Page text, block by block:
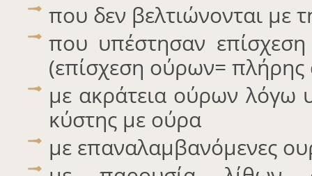
που δεν βελτιώνονται
που υπέστησαν
(επίσχεση ούρων=
με ακράτεια ούρων λόγω
κύστης με ούρα
με επαναλαμβανόμενες